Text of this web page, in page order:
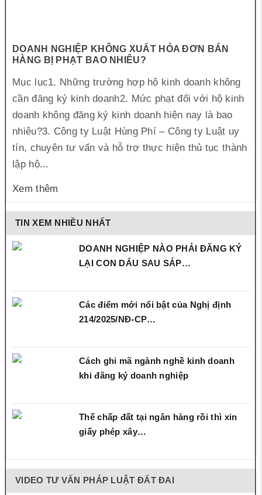
DOANH NGHIỆP KHÔNG XUẤT HÓA ĐƠN BÁN
HÀNG BỊ PHẠT BAO NHIÊU?
Mục lục1. Những trường hợp hộ kinh doanh không
cần đăng ký kinh doanh2. Mức phạt đối với hộ kinh
doanh không đăng ký kinh doanh hiện nay là bao
nhiêu?3. Công ty Luật Hùng Phí – Công ty Luật uy
tín, chuyên tư vấn và hỗ trợ thực hiện thủ tục thành
lập hộ...
Xem thêm
TIN XEM NHIỀU NHẤT
DOANH NGHIỆP NÀO PHẢI ĐĂNG KÝ
LẠI CON DẤU SAU SÁP…
Các điểm mới nổi bật của Nghị định
214/2025/NĐ‑CP…
Cách ghi mã ngành nghề kinh doanh
khi đăng ký doanh nghiệp
Thế chấp đất tại ngân hàng rồi thì xin
giấy phép xây…
VIDEO TƯ VẤN PHÁP LUẬT ĐẤT ĐAI